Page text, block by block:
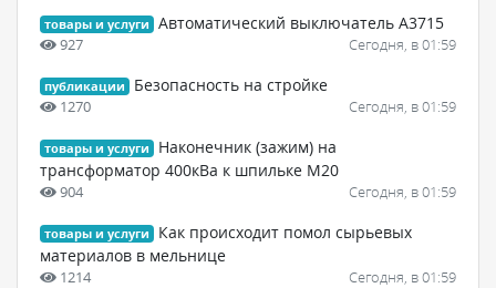
товары и услуги Автоматический выключатель А3715
927 Сегодня, в 01:59
публикации Безопасность на стройке
1270 Сегодня, в 01:59
товары и услуги
Наконечник (зажим) на
трансформатор 400кВа к шпильке М20
904 Сегодня, в 01:59
товары и услуги
Как происходит помол сырьевых
материалов в мельнице
1214 Сегодня, в 01:59